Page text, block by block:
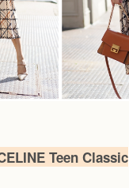
Teen Classic